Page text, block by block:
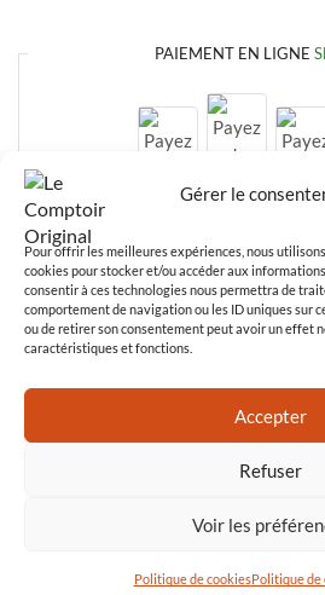
Gérer le
Pour offrir les meilleures expériences, nous
cookies pour stocker et/ou accéder aux
consentir à ces technologies nous permettra de
comportement de navigation ou les ID uniques sur
ou de retirer son consentement peut avoir un effet
caractéristiques et fonctions.
Accepter
Refuser
Voir les
Politique de cookiesPolitique
PAIEMENT EN LIGNE
© Le comptoir